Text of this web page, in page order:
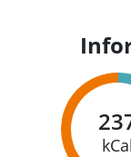
kCal